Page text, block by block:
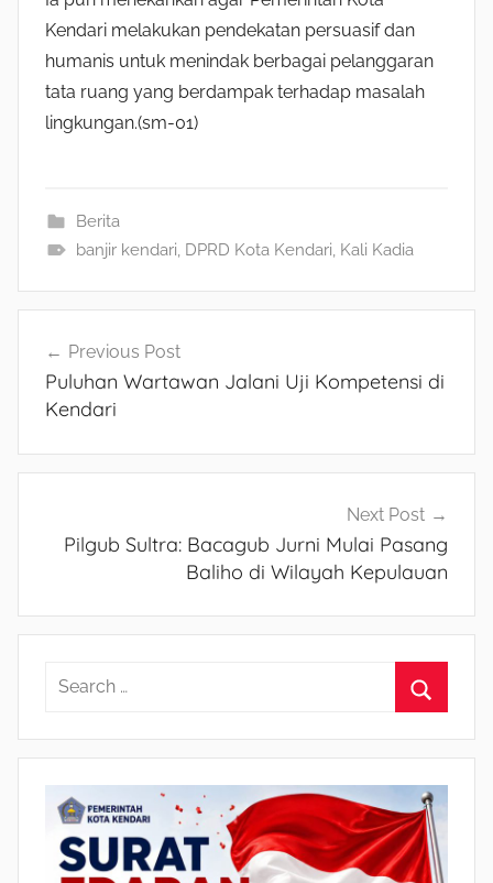
Kendari melakukan pendekatan persuasif dan
humanis untuk menindak berbagai pelanggaran
tata ruang yang berdampak terhadap masalah
lingkungan.(sm-01)
Berita
banjir kendari, DPRD Kota Kendari, Kali Kadia
Navigasi
pos
Previous Post
Puluhan Wartawan Jalani Uji Kompetensi di
Kendari
Next Post
Pilgub Sultra: Bacagub Jurni Mulai Pasang
Baliho di Wilayah Kepulauan
a
e
a
r
c